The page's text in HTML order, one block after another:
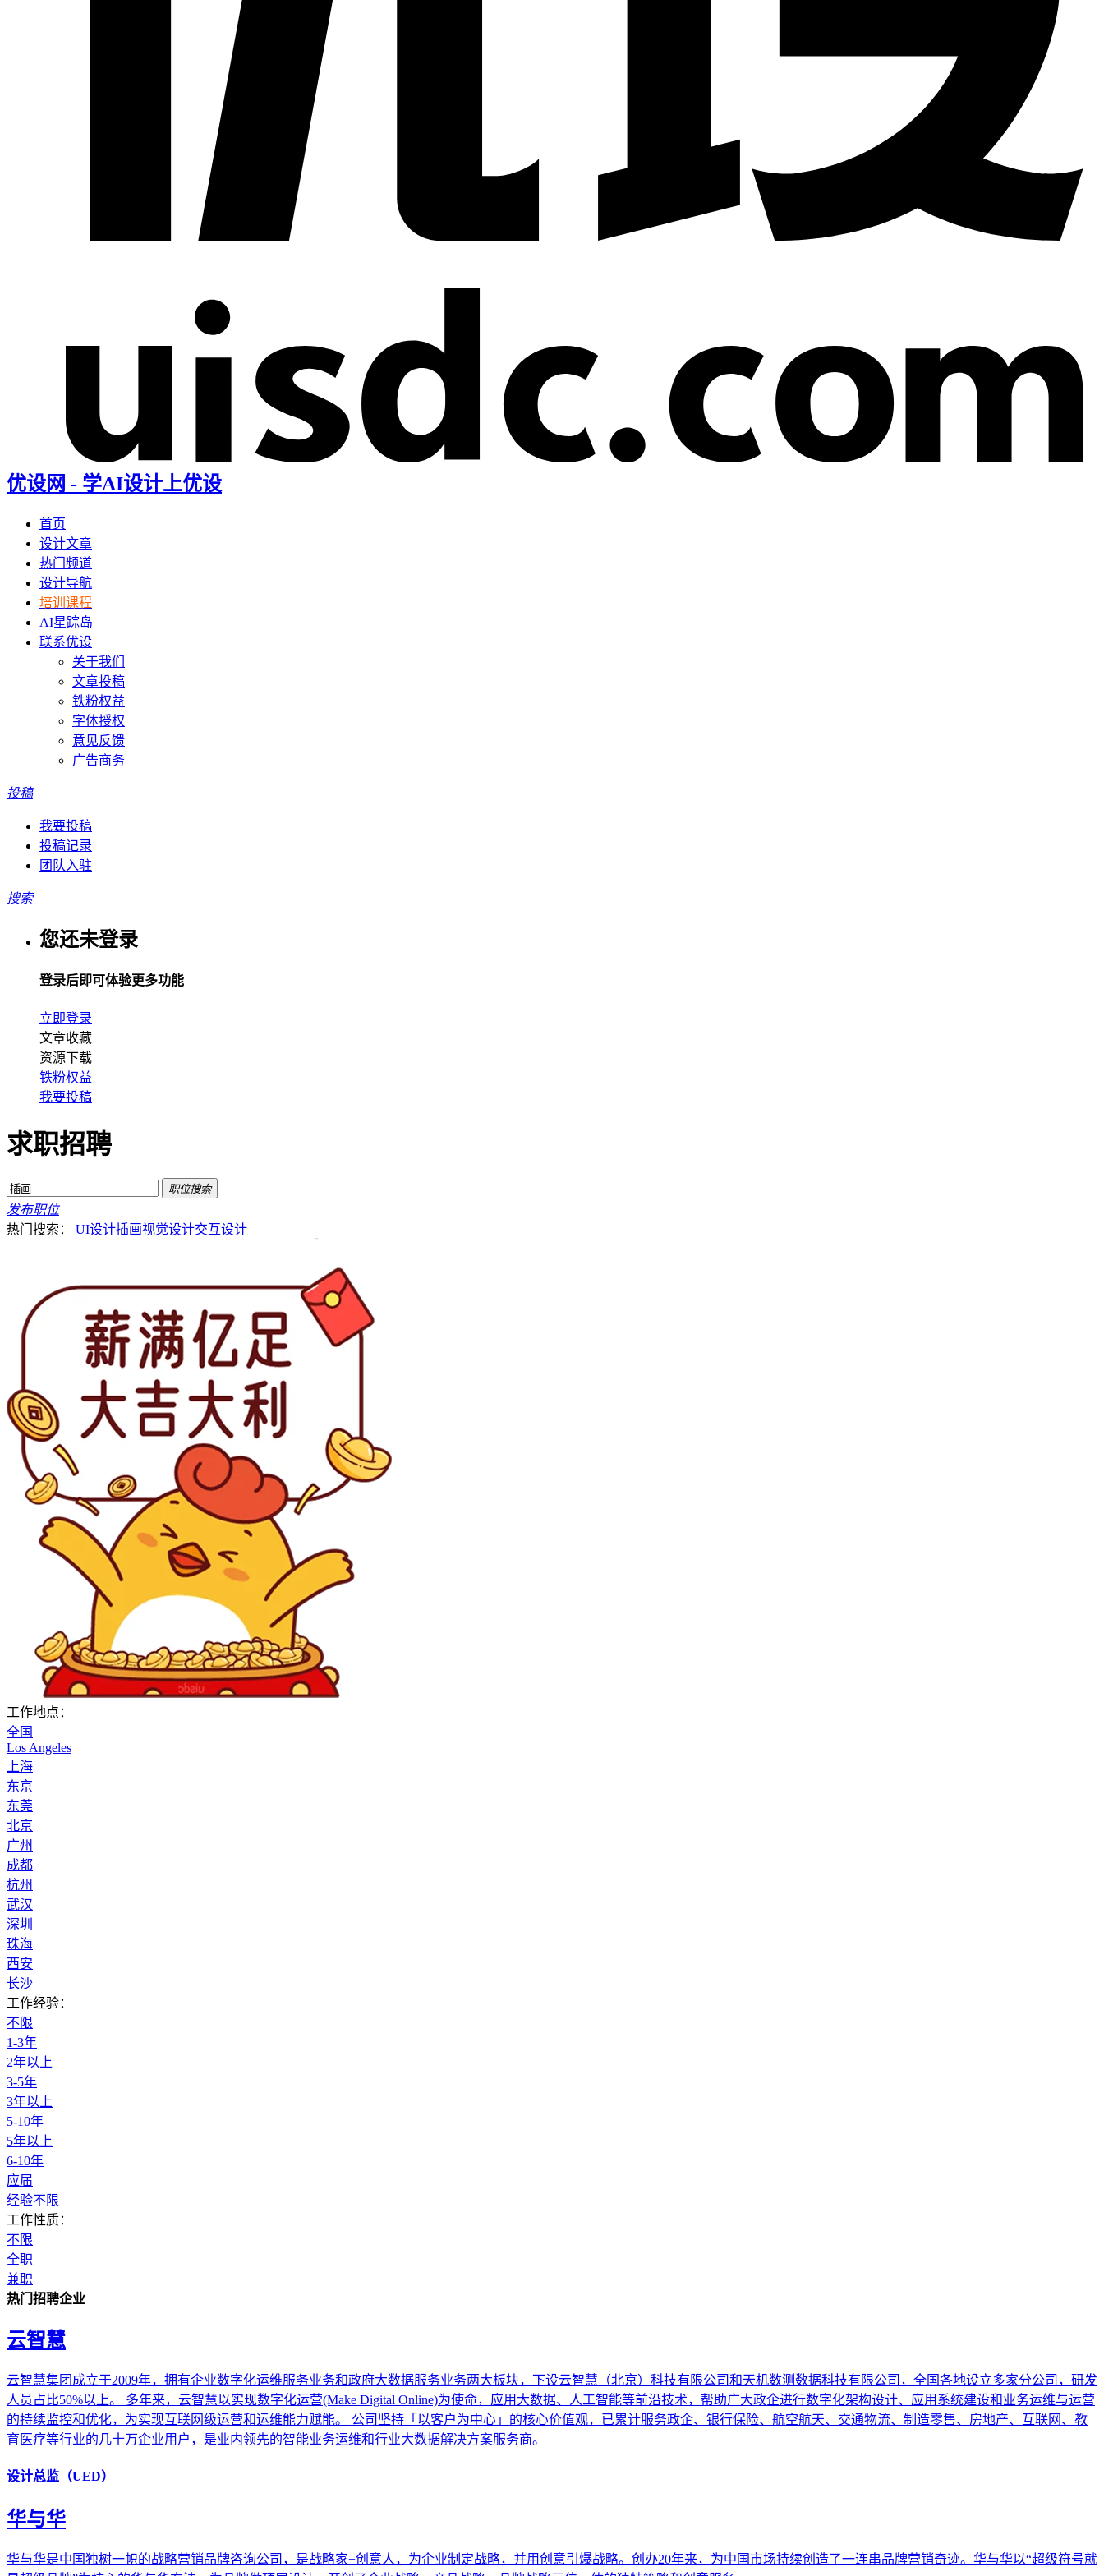
优设网 - 学AI设计上优设
首页
设计文章
热门频道
设计导航
培训课程
AI星踪岛
联系优设
关于我们
文章投稿
铁粉权益
字体授权
意见反馈
广告商务
投稿
我要投稿
投稿记录
团队入驻
搜索
您还未登录
登录后即可体验更多功能
立即登录
文章收藏
资源下载
铁粉权益
我要投稿
求职招聘
职位搜索
发布职位
热门搜索：
UI设计插画视觉设计交互设计
工作地点：
全国
Los Angeles
上海
东京
东莞
北京
广州
成都
杭州
武汉
深圳
珠海
西安
长沙
工作经验：
不限
1-3年
2年以上
3-5年
3年以上
5-10年
5年以上
6-10年
应届
经验不限
工作性质：
不限
全职
兼职
热门招聘企业
云智慧
云智慧集团成立于2009年，拥有企业数字化运维服务业务和政府大数据服务业务两大板块，下设云智慧（北京）科技有限公司和天机数测数据科技有限公司，全国各地设立多家分公司，研发
人员占比50%以上。 多年来，云智慧以实现数字化运营(Make Digital Online)为使命，应用大数据、人工智能等前沿技术，帮助广大政企进行数字化架构设计、应用系统建设和业务运维与运营
的持续监控和优化，为实现互联网级运营和运维能力赋能。 公司坚持「以客户为中心」的核心价值观，已累计服务政企、银行保险、航空航天、交通物流、制造零售、房地产、互联网、教
育医疗等行业的几十万企业用户，是业内领先的智能业务运维和行业大数据解决方案服务商。
设计总监（UED）
华与华
华与华是中国独树一帜的战略营销品牌咨询公司，是战略家+创意人，为企业制定战略，并用创意引爆战略。创办20年来，为中国市场持续创造了一连串品牌营销奇迹。华与华以“超级符号就